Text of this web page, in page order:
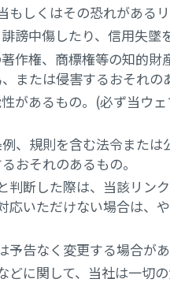
しくはその恐れがある
謗中傷したり、信用失墜
作権、商標権等の知的
または侵害するおそれの
があるもの。(必ず当ウ
、規則を含む法令また
おそれのあるもの。
断した際は、当該リン
応いただけない場合は、
告なく変更する場合が
に関して、当社は一切の